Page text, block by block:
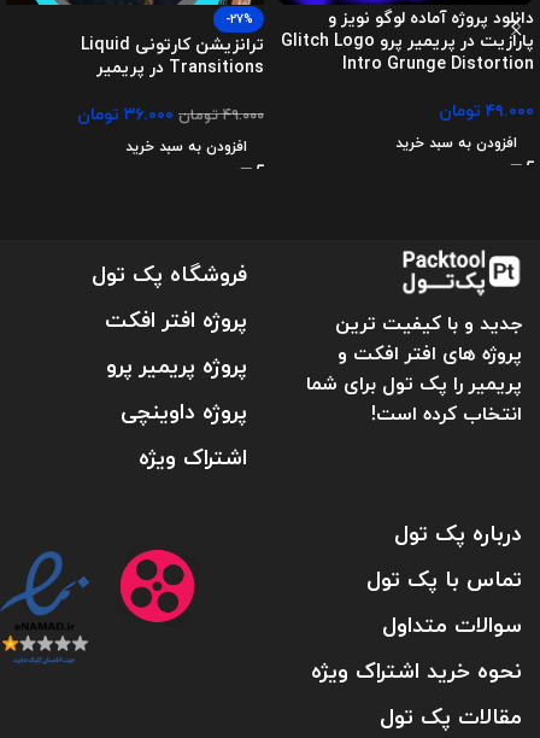
دانلود پروژه آماده لوگو نویز و
پارازیت در پریمیر پرو Glitch Logo
Intro Grunge Distortion
۴۹.۰۰۰ تومان
افزودن به سبد خرید
-27%
ترانزیشن کارتونی Liquid
Transitions در پریمیر
۴۹.۰۰۰تومان ۳۶.۰۰۰ تومان
افزودن به سبد خرید
جدید و با کیفیت ترین
پروژه های افتر افکت و
پریمیر را پک تول برای شما
انتخاب کرده است!
فروشگاه پک تول
پروژه افتر افکت
پروژه پریمیر پرو
پروژه داوینچی
اشتراک ویژه
درباره پک تول
تماس با پک تول
سوالات متداول
نحوه خرید اشتراک ویژه
مقالات پک تول